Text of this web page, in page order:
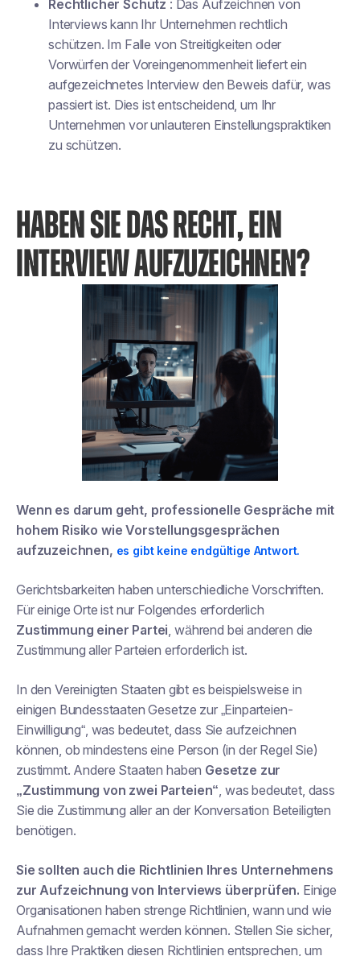
Rechtlicher Schutz : Das Aufzeichnen von
Interviews kann Ihr Unternehmen rechtlich
schützen. Im Falle von Streitigkeiten oder
Vorwürfen der Voreingenommenheit liefert ein
aufgezeichnetes Interview den Beweis dafür, was
passiert ist. Dies ist entscheidend, um Ihr
Unternehmen vor unlauteren Einstellungspraktiken
zu schützen.
HABEN SIE DAS RECHT, EIN
INTERVIEW AUFZUZEICHNEN?
Wenn es darum geht, professionelle Gespräche mit
hohem Risiko wie Vorstellungsgesprächen
aufzuzeichnen, es gibt keine endgültige Antwort.
Gerichtsbarkeiten haben unterschiedliche Vorschriften.
Für einige Orte ist nur Folgendes erforderlich
Zustimmung einer Partei, während bei anderen die
Zustimmung aller Parteien erforderlich ist.
In den Vereinigten Staaten gibt es beispielsweise in
einigen Bundesstaaten Gesetze zur „Einparteien-
Einwilligung“, was bedeutet, dass Sie aufzeichnen
können, ob mindestens eine Person (in der Regel Sie)
zustimmt. Andere Staaten haben Gesetze zur
„Zustimmung von zwei Parteien“, was bedeutet, dass
Sie die Zustimmung aller an der Konversation Beteiligten
benötigen.
Sie sollten auch die Richtlinien Ihres Unternehmens
zur Aufzeichnung von Interviews überprüfen. Einige
Organisationen haben strenge Richtlinien, wann und wie
Aufnahmen gemacht werden können. Stellen Sie sicher,
dass Ihre Praktiken diesen Richtlinien entsprechen, um